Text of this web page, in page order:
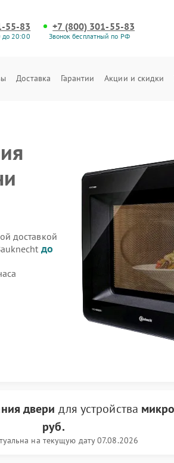
55-83
до 20:00
+7 (800) 301-55-83
Звонок бесплатный по РФ
Доставка Гарантии Акции и скидки
доставкой
до
двери для устройства
руб.
на текущую дату 07.08.2026